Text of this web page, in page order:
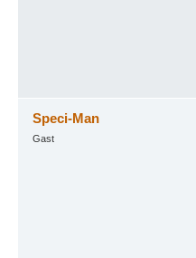
Speci-Man
Gast